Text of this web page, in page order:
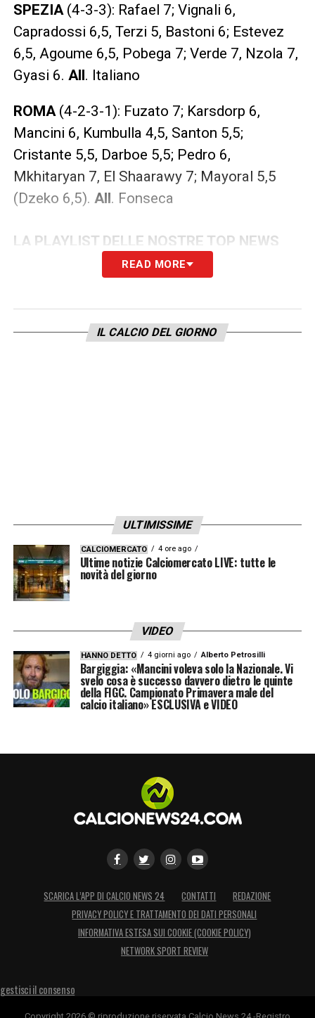
SPEZIA(4-3-3): Rafael 7; Vignali 6,
Capradossi 6,5, Terzi 5, Bastoni 6; Estevez
6,5, Agoume 6,5, Pobega 7; Verde 7, Nzola 7,
Gyasi 6. All. Italiano
ROMA(4-2-3-1): Fuzato 7; Karsdorp 6,
Mancini 6, Kumbulla 4,5, Santon 5,5;
Cristante 5,5, Darboe 5,5; Pedro 6,
Mkhitaryan 7, El Shaarawy 7; Mayoral 5,5
(Dzeko 6,5). All. Fonseca
LA PLAYLIST DELLE NOSTRE TOP NEWS
READ MORE
IL CALCIO DEL GIORNO
ULTIMISSIME
CALCIOMERCATO 4 ore ago
Ultime notizie Calciomercato LIVE: tutte le
novità del giorno
VIDEO
HANNO DETTO 4 giorni ago Alberto Petrosilli
Bargiggia: «Mancini voleva solo la Nazionale. Vi
svelo cosa è successo davvero dietro le quinte
della FIGC. Campionato Primavera male del
calcio italiano» ESCLUSIVA e VIDEO
SCARICA L’APP DI CALCIO NEWS 24 CONTATTI
REDAZIONE
PRIVACY POLICY E TRATTAMENTO DEI DATI PERSONALI
INFORMATIVA ESTESA SUI COOKIE (COOKIE POLICY)
NETWORK SPORT REVIEW
gestisci il consenso